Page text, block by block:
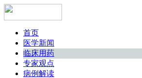
首页
医学新闻
临床用药
专家观点
病例解读